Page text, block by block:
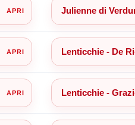
Julienne di
Lenticchie - De
Lenticchie -